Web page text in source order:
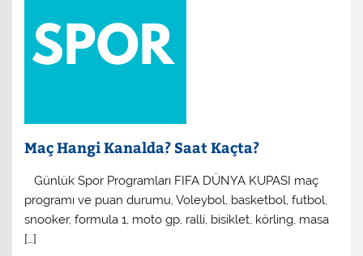
Maç Hangi Kanalda? Saat Kaçta?
​ Günlük Spor Programları FIFA DÜNYA KUPASI maç
programı ve puan durumu, Voleybol, basketbol, futbol,
snooker, formula 1, moto gp, ralli, bisiklet, körling, masa
[…]